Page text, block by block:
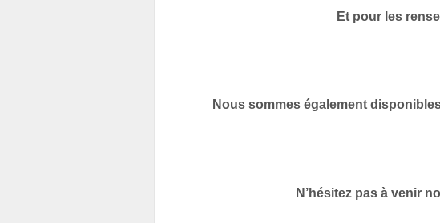
Et pour les
Nous sommes également
N’hésitez pas à venir